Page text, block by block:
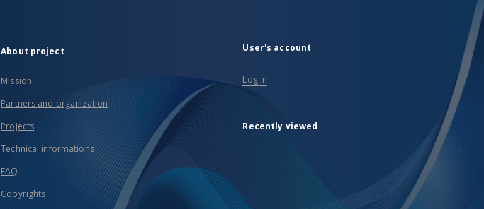
About project
Mission
Partners and organization
Projects
Technical informations
FAQ
Copyrights
User's account
Log in
Recently viewed